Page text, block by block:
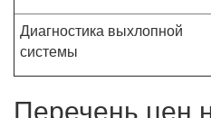
Диагностика выхлопной
системы
Перечень цен